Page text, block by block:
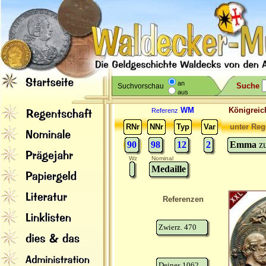
Suchvorschau
an
aus
Suche
Referenz WM
RNr
NNr Typ Var
90 98 12 2
unter
Emma
Wz Nominal
Medaille
Referenzen
Zwierz. 470